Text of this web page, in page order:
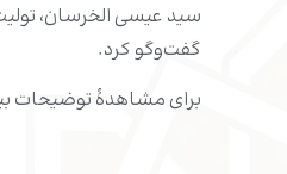
سید عیسی الخرسان،
گفت‌وگو کرد.
برای مشاهدۀ توضیحات